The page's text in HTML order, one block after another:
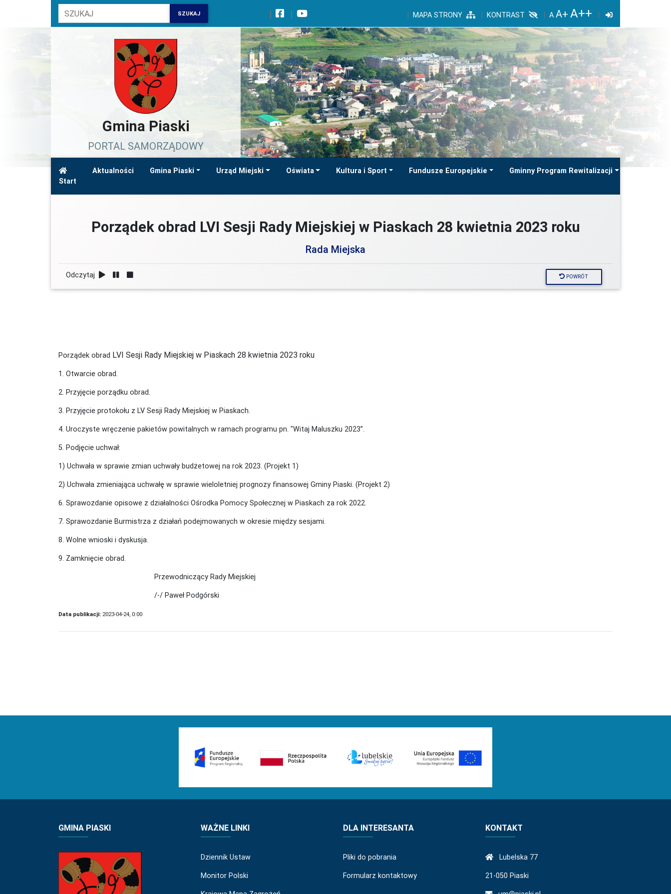
Przejdź do wyszukiwarki
Przejdź do treści głównej
Przejdź do stopki
Przejdź do menu górnego
Przejdź do mapy serwisu
SZUKAJ MAPA STRONY KONTRAST
Gmina Piaski
PORTAL SAMORZĄDOWY
Start
Aktualności Gmina Piaski Urząd Miejski Oświata Kultura i Sport Fundusze Europejskie Gminny Program Rewitalizacji
Porządek obrad LVI Sesji Rady Miejskiej w Piaskach 28 kwietnia 2023 roku
Rada Miejska
Odczytaj POWRÓT
Porządek obrad LVI Sesji Rady Miejskiej w Piaskach 28 kwietnia 2023 roku
1. Otwarcie obrad.
2. Przyjęcie porządku obrad.
3. Przyjęcie protokołu z LV Sesji Rady Miejskiej w Piaskach.
4. Uroczyste wręczenie pakietów powitalnych w ramach programu pn. "Witaj Maluszku 2023”.
5. Podjęcie uchwał:
1) Uchwała w sprawie zmian uchwały budżetowej na rok 2023. (Projekt 1)
2) Uchwała zmieniająca uchwałę w sprawie wieloletniej prognozy finansowej Gminy Piaski. (Projekt 2)
6. Sprawozdanie opisowe z działalności Ośrodka Pomocy Społecznej w Piaskach za rok 2022.
7. Sprawozdanie Burmistrza z działań podejmowanych w okresie między sesjami.
8. Wolne wnioski i dyskusja.
9. Zamknięcie obrad.
Przewodniczący Rady Miejskiej
/-/ Paweł Podgórski
Data publikacji: 2023-04-24, 0:00
GMINA PIASKI WAŻNE LINKI
Dziennik Ustaw
Monitor Polski
DLA INTERESANTA
Pliki do pobrania
Formularz kontaktowy
KONTAKT
Lubelska 77
21-050 Piaski